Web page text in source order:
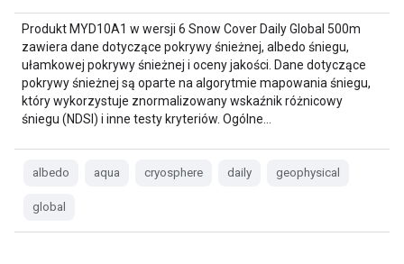
Produkt MYD10A1 w wersji 6 Snow Cover Daily Global 500m
zawiera dane dotyczące pokrywy śnieżnej, albedo śniegu,
ułamkowej pokrywy śnieżnej i oceny jakości. Dane dotyczące
pokrywy śnieżnej są oparte na algorytmie mapowania śniegu,
który wykorzystuje znormalizowany wskaźnik różnicowy
śniegu (NDSI) i inne testy kryteriów. Ogólne…
albedo aqua cryosphere daily geophysical
global